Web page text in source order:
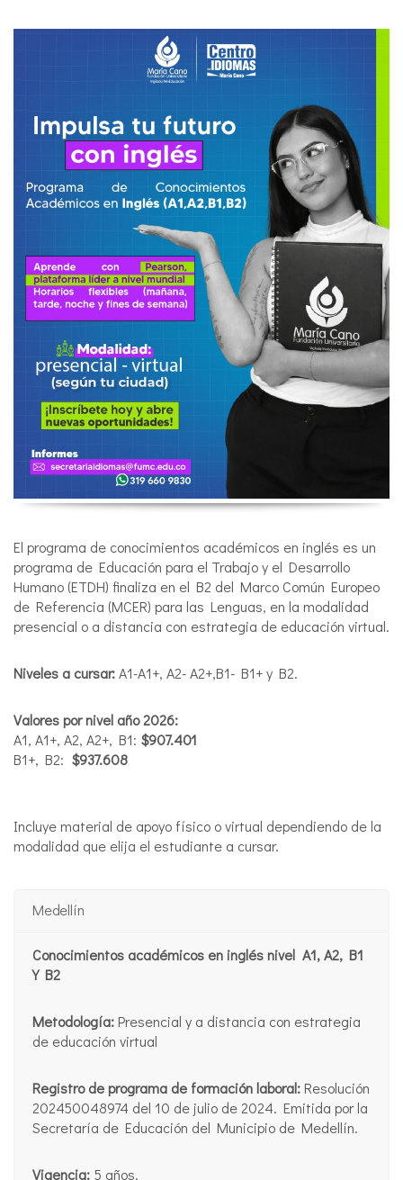
El programa de conocimientos académicos en inglés es un
programa de Educación para el Trabajo y el Desarrollo
Humano (ETDH) finaliza en el B2 del Marco Común Europeo
de Referencia (MCER) para las Lenguas, en la modalidad
presencial o a distancia con estrategia de educación virtual.
Niveles a cursar:A1-A1+, A2- A2+,B1- B1+ y B2.
Valores por nivel año 2026:
A1, A1+, A2, A2+, B1: $907.401
B1+, B2: $937.608
Incluye material de apoyo físico o virtual dependiendo de la
modalidad que elija el estudiante a cursar.
Medellín
Conocimientos académicos en inglés nivel A1, A2, B1
Y B2
Metodología: Presencial y a distancia con estrategia
de educación virtual
Registro de programa de formación laboral: Resolución
202450048974 del 10 de julio de 2024. Emitida por la
Secretaría de Educación del Municipio de Medellín.
Vigencia: 5 años.